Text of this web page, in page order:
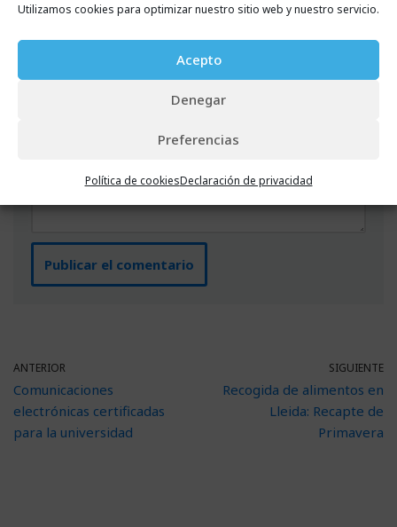
Utilizamos cookies para optimizar nuestro sitio web y nuestro servicio.
Acepto
Denegar
Preferencias
Política de cookiesDeclaración de privacidad
ANTERIOR
Comunicaciones
electrónicas certificadas
para la universidad
SIGUIENTE
Recogida de alimentos en
Lleida: Recapte de
Primavera